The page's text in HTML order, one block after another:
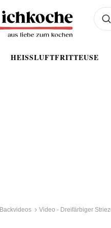
HEISSLUFTFRITTEUSE
Was
Backvideos Video - Dreifärbiger